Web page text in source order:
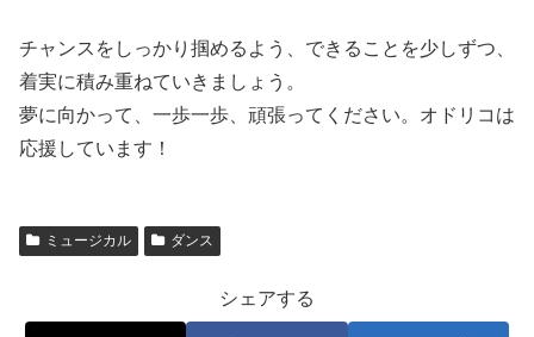
チャンスをしっかり掴めるよう、できることを少しずつ、
着実に積み重ねていきましょう。
夢に向かって、一歩一歩、頑張ってください。オドリコは
応援しています！
ミュージカル ダンス
シェアする